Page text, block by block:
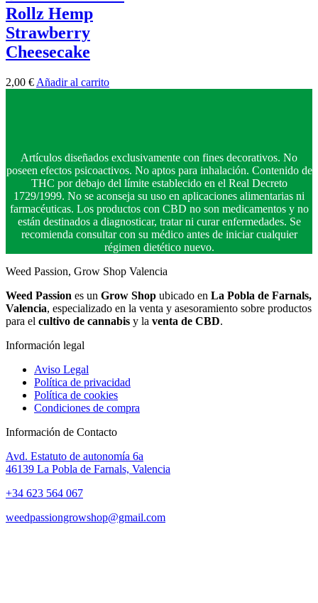
Rollz Hemp
Strawberry
Cheesecake
2,00 € Añadir al carrito
Artículos diseñados exclusivamente con fines decorativos. No
poseen efectos psicoactivos. No aptos para inhalación. Contenido de
THC por debajo del límite establecido en el Real Decreto
1729/1999. No se aconseja su uso en aplicaciones alimentarias ni
farmacéuticas. Los productos con CBD no son medicamentos y no
están destinados a diagnosticar, tratar ni curar enfermedades. Se
recomienda consultar con su médico antes de iniciar cualquier
régimen dietético nuevo.
Weed Passion, Grow Shop Valencia
Weed Passion es un Grow Shop ubicado en La Pobla de Farnals,
Valencia, especializado en la venta y asesoramiento sobre productos
para el cultivo de cannabis y la venta de CBD.
Información legal
Aviso Legal
Política de privacidad
Política de cookies
Condiciones de compra
Información de Contacto
Avd. Estatuto de autonomía 6a
46139 La Pobla de Farnals, Valencia
+34 623 564 067
weedpassiongrowshop@gmail.com